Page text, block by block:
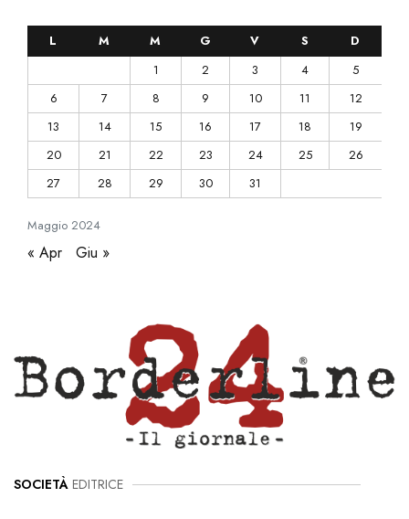
Maggio 2024
L M M G V S
D
1
2 3 4
5
6
7 8 9 10 11
12
13
14 15 16 17 18
19
20
21 22 23 24 25
26
27
28 29 30 31
« Apr Giu »
SOCIETÀ EDITRICE